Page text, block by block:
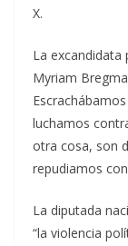
X.
La excandidata
Myriam
luchamos
otra cosa, son
repudiamos
La diputada
“la violencia